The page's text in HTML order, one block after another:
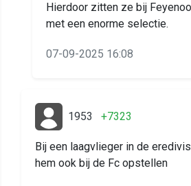
Hierdoor zitten ze bij
met een enorme selectie.
07-09-2025 16:08
1953 +7323
Bij een laagvlieger in de
hem ook bij de Fc opstellen